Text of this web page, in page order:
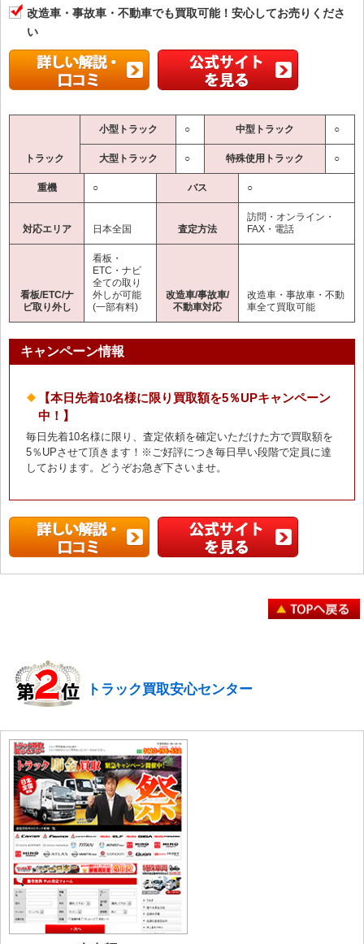
改造車・事故車・不動車でも買取可能！安心してお売りくださ
い
トラック
小型トラック ○ 中型トラック ○
大型トラック ○ 特殊使用トラック ○
重機 ○ バス ○
対応エリア 日本全国 査定方法
訪問・オンライン・
FAX・電話
看板/ETC/ナ
ビ取り外し
看板・
ETC・ナビ
全ての取り
外しが可能
(一部有料)
改造車/事故車/
不動車対応
改造車・事故車・不動
車全て買取可能
キャンペーン情報
【本日先着10名様に限り買取額を5％UPキャンペーン
中！】
毎日先着10名様に限り、査定依頼を確定いただけた方で買取額を
5％UPさせて頂きます！※ご好評につき毎日早い段階で定員に達
しております。どうぞお急ぎ下さいませ。
トラック買取安心センター